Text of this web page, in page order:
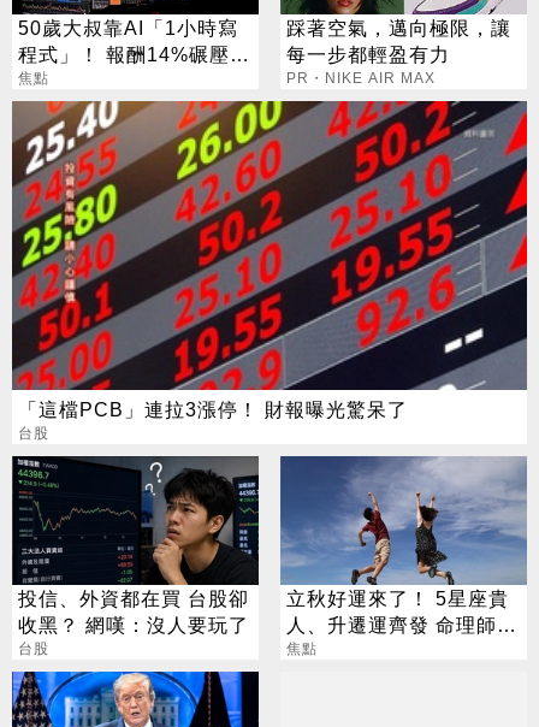
50歲大叔靠AI「1小時寫
程式」！ 報酬14%碾壓標
普 直接辭職去炒股
焦點
踩著空氣，邁向極限，讓
每一步都輕盈有力
PR・NIKE AIR MAX
「這檔PCB」連拉3漲停！ 財報曝光驚呆了
台股
投信、外資都在買 台股卻
收黑？ 網嘆：沒人要玩了
台股
立秋好運來了！ 5星座貴
人、升遷運齊發 命理師：
把握黃金轉運期
焦點